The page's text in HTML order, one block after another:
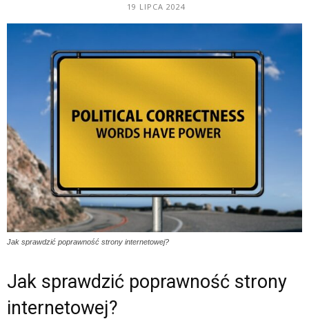
19 LIPCA 2024
Jak sprawdzić poprawność strony internetowej?
Jak sprawdzić poprawność strony
internetowej?